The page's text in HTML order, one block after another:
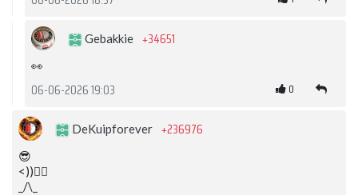
Gebakkie +34651
👀
06-06-2026 19:03 0
DeKuipforever +236976
😎
<))👍🏻
_/\_